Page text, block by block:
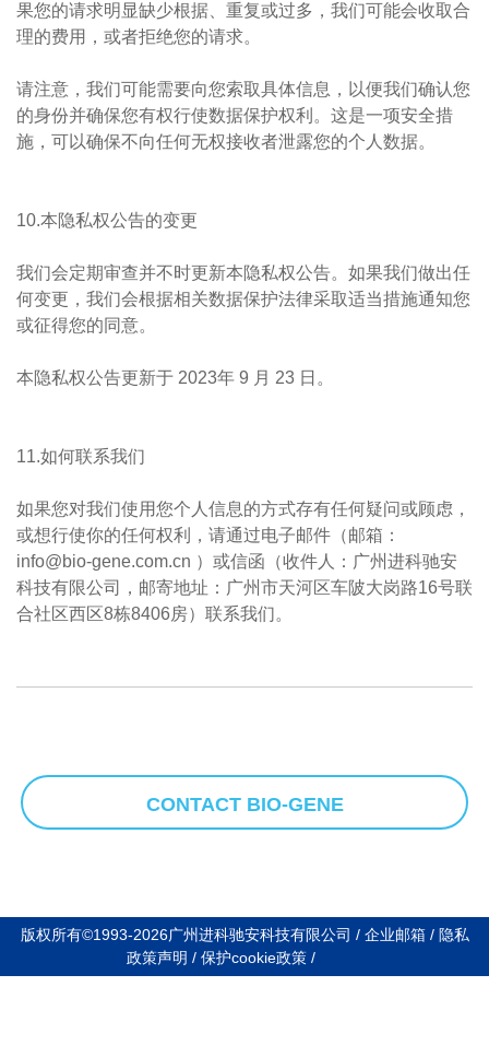
果您的请求明显缺少根据、重复或过多，我们可能会收取合
理的费用，或者拒绝您的请求。
请注意，我们可能需要向您索取具体信息，以便我们确认您
的身份并确保您有权行使数据保护权利。这是一项安全措
施，可以确保不向任何无权接收者泄露您的个人数据。
10.本隐私权公告的变更
我们会定期审查并不时更新本隐私权公告。如果我们做出任
何变更，我们会根据相关数据保护法律采取适当措施通知您
或征得您的同意。
本隐私权公告更新于 2023年 9 月 23 日。
11.如何联系我们
如果您对我们使用您个人信息的方式存有任何疑问或顾虑，
或想行使你的任何权利，请通过电子邮件（邮箱：
info@bio-gene.com.cn ）或信函（收件人：广州进科驰安
科技有限公司，邮寄地址：广州市天河区车陂大岗路16号联
合社区西区8栋8406房）联系我们。
CONTACT BIO-GENE
版权所有©1993-2026广州进科驰安科技有限公司 / 企业邮箱 / 隐私
政策声明 / 保护cookie政策 /